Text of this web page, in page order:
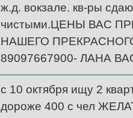
ж.д. вокзале. кв-ры
чистыми.ЦЕНЫ ВАС
НАШЕГО
89097667900- ЛАНА
с 10 октября ищу 2
дороже 400 с чел